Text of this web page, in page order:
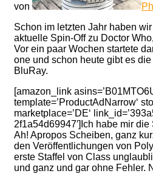
von
Schon im letzten Jahr haben
aktuelle Spin-Off zu Doctor
Vor ein paar Wochen startete
one und schon heute gibt es
BluRay.
[amazon_link
template=’ProductAdNarrow‘
marketplace=’DE‘
2f1a54d69947′]Ich habe mir
Ah! Apropos Scheiben, ganz
den Veröffentlichungen von
erste Staffel von Class
und ganz und gar ohne Fehler.